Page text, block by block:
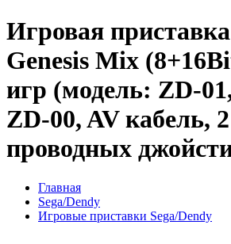
Игровая
Genesis Mix
игр (модель: ZD-
ZD-00, AV кабель, 2
проводных
Главная
Sega/Dendy
Игровые приставки Sega/Dendy